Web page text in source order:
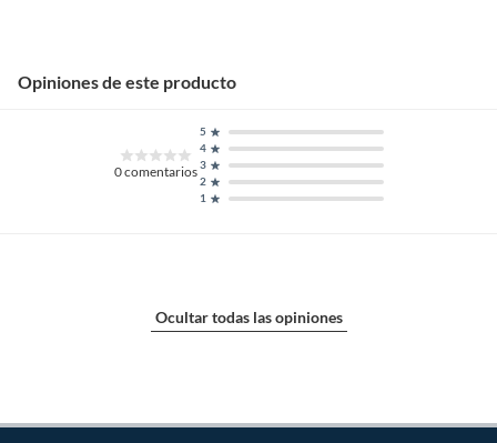
Opiniones de este producto
0comentarios
1
2
3
4
5
Ocultar todas las opiniones